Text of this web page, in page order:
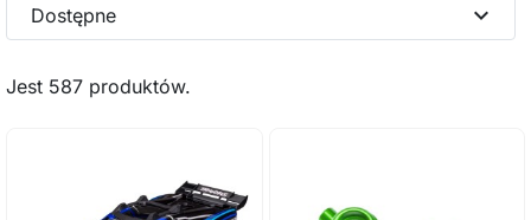
Jest 587 produktów.
Dostępne expand_more